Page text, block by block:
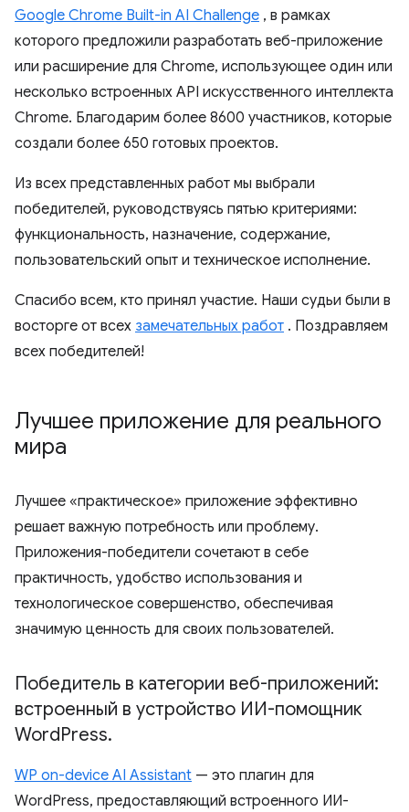
Google Chrome Built-in AI Challenge , в рамках
которого предложили разработать веб-приложение
или расширение для Chrome, использующее один или
несколько встроенных API искусственного интеллекта
Chrome. Благодарим более 8600 участников, которые
создали более 650 готовых проектов.
Из всех представленных работ мы выбрали
победителей, руководствуясь пятью критериями:
функциональность, назначение, содержание,
пользовательский опыт и техническое исполнение.
Спасибо всем, кто принял участие. Наши судьи были в
восторге от всех замечательных работ . Поздравляем
всех победителей!
Лучшее приложение для реального
мира
Лучшее «практическое» приложение эффективно
решает важную потребность или проблему.
Приложения-победители сочетают в себе
практичность, удобство использования и
технологическое совершенство, обеспечивая
значимую ценность для своих пользователей.
Победитель в категории веб-приложений:
встроенный в устройство ИИ-помощник
WordPress.
WP on-device AI Assistant — это плагин для
WordPress, предоставляющий встроенного ИИ-